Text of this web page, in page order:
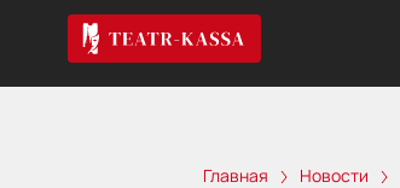
Главная Новости